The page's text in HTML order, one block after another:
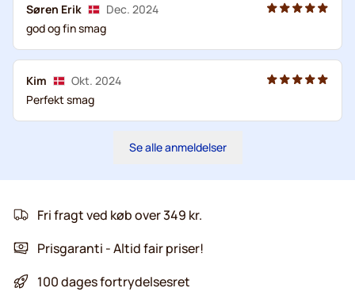
Søren Erik
Dec. 2024
god og fin smag
Kim
Okt. 2024
Perfekt smag
Se alle anmeldelser
Fri fragt ved køb over 349 kr.
Prisgaranti - Altid fair priser!
100 dages fortrydelsesret